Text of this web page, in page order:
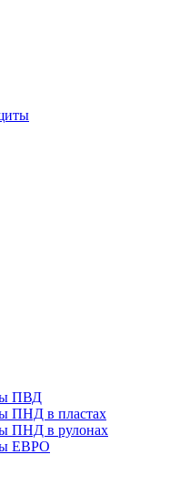
ПВД
ПНД в пластах
ПНД в рулонах
ЕВРО